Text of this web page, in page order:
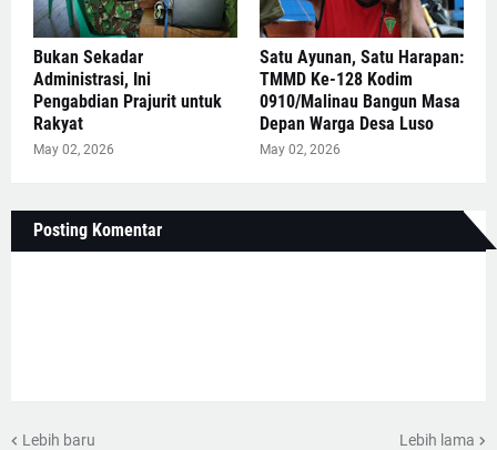
Bukan Sekadar
Administrasi, Ini
Pengabdian Prajurit untuk
Rakyat
May 02, 2026
Satu Ayunan, Satu Harapan:
TMMD Ke-128 Kodim
0910/Malinau Bangun Masa
Depan Warga Desa Luso
May 02, 2026
Posting Komentar
Lebih baru Lebih lama